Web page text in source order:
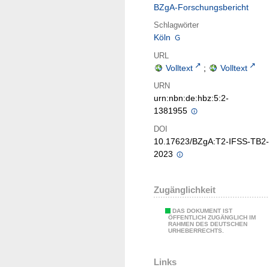
BZgA-Forschungsbericht
Schlagwörter
Köln
URL
Volltext ; Volltext
URN
urn:nbn:de:hbz:5:2-
1381955
DOI
10.17623/BZgA:T2-IFSS-TB2-
2023
Zugänglichkeit
DAS DOKUMENT IST
ÖFFENTLICH ZUGÄNGLICH IM
RAHMEN DES DEUTSCHEN
URHEBERRECHTS.
Links